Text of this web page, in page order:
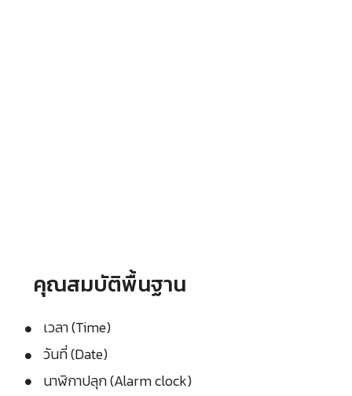
คุณสมบัติพื้นฐาน
เวลา (Time)
วันที่ (Date)
นาฬิกาปลุก (Alarm clock)